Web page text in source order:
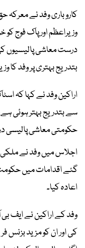
کاروباری وفد نے معرکہ
وزیراعظم اور پاک فوج
درست معاشی پالیسیوں
بتدریج بہتری پر وفد کا
اراکین وفد نے کہا کہ
سے بتدریج بہتر ہوئی
حکومتی معاشی
اجلاس میں وفد نے ملکی
گئے اقدامات میں
اعادہ کیا۔
وفد کے اراکین نے ایف
کی اور ان کو مزید بزنس